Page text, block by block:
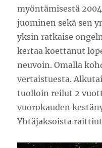
myöntämisestä
juominen sekä sen
yksin ratkaise
kertaa koettanut
neuvoin. Omalla
vertaistuesta.
tuolloin reilut 2
vuorokauden
Yhtäjaksoista